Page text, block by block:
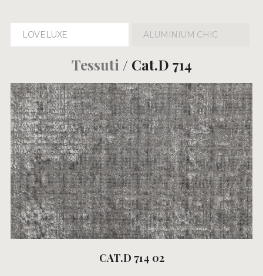
LOVELUXE ALUMINIUM CHIC
Tessuti / Cat.D 714
CAT.D 714 02